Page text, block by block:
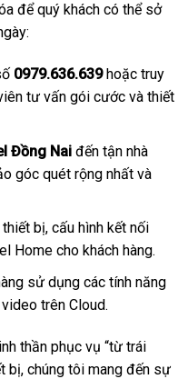
để quý khách có thể sở
0979.636.639hoặc truy
tư vấn gói cước và thiết
Đồng Naiđến tận nhà
góc quét rộng nhất và
bị, cấu hình kết nối
Home cho khách hàng.
sử dụng các tính năng
trên Cloud.
thần phục vụ “từ trái
bị, chúng tôi mang đến sự